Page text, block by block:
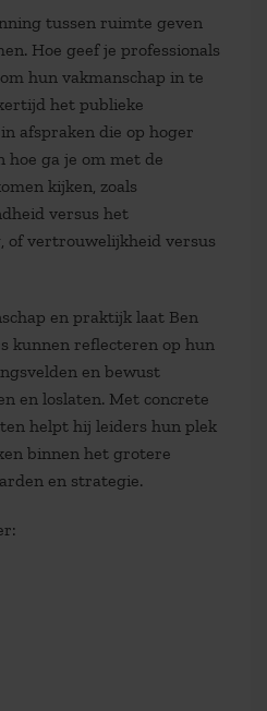
tussen ruimte geven
Hoe geef je professionals
hun vakmanschap in te
het publieke
afspraken die op hoger
hoe ga je om met de
kijken, zoals
versus het
of vertrouwelijkheid versus
en praktijk laat Ben
kunnen reflecteren op hun
en bewust
en loslaten. Met concrete
helpt hij leiders hun plek
binnen het grotere
en strategie.